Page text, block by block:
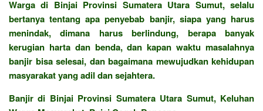
Warga di Binjai Provinsi Sumatera Utara Sumut, selalu
bertanya tentang apa penyebab banjir, siapa yang harus
menindak, dimana harus berlindung, berapa banyak
kerugian harta dan benda, dan kapan waktu masalahnya
banjir bisa selesai, dan bagaimana mewujudkan kehidupan
masyarakat yang adil dan sejahtera.
Banjir di Binjai Provinsi Sumatera Utara Sumut, Keluhan